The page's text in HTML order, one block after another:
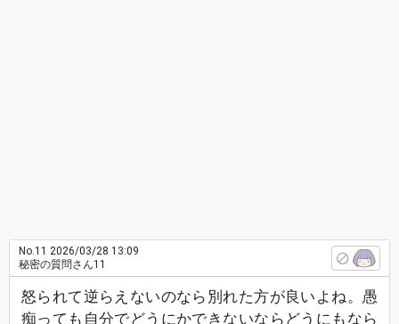
No.11 2026/03/28 13:09
秘密の質問さん11
怒られて逆らえないのなら別れた方が良いよね。愚
痴っても自分でどうにかできないならどうにもなら